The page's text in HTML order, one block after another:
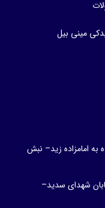
مینی بیل
به امامزاده زید– نبش
شهدای سدید–